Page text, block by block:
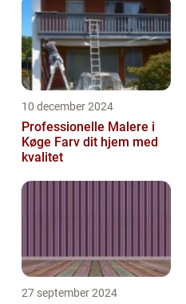
10 december 2024
Professionelle Malere i
Køge Farv dit hjem med
kvalitet
27 september 2024